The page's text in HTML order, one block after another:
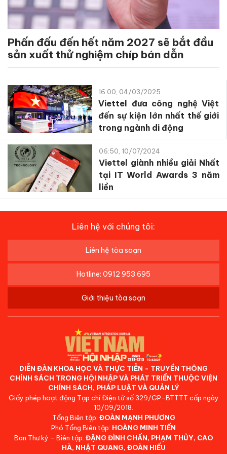
Phấn đấu đến hết năm 2027 sẽ bắt đầu
sản xuất thử nghiệm chíp bán dẫn
16:00, 04/03/2025
Viettel đưa công nghệ Việt
đến sự kiện lớn nhất thế giới
trong ngành di động
06:50, 10/07/2024
Viettel giành nhiều giải Nhất
tại IT World Awards 3 năm
liền
Liên hệ với chúng tôi:
Liên hệ tòa soạn
Hotline: 0912 953 695
Giới thiệu tòa soạn
DIỄN ĐÀN KHOA HỌC VÀ THỰC TIỄN - TRUYỀN THÔNG
CHÍNH SÁCH TRONG HỘI NHẬP VÀ PHÁT TRIỂN THUỘC VIỆN
CHÍNH SÁCH, PHÁP LUẬT VÀ QUẢN LÝ
Giấy phép hoạt động Tạp chí Điện tử số 329/GP-BTTTT cấp ngày
10/09/2018.
Tổng Biên tập: ĐOÀN MẠNH PHƯƠNG
Phó Tổng Biên tập: HOÀNG MINH TIẾN
Ban Thư ký - Biên tập: ĐẶNG ĐÌNH CHẤN, PHẠM THỦY, CAO
HÀ, NHẬT QUANG, ĐOÀN HIẾU